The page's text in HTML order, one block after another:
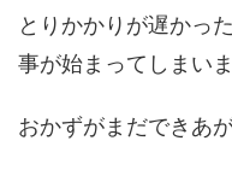
とりかかりが遅かっ
事が始まってしまいま
おかずがまだできあ